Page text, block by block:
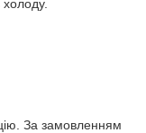
За замовленням